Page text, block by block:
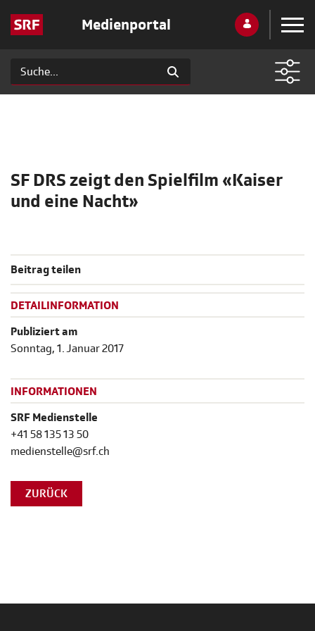
Medienportal
SF DRS zeigt den Spielfilm «Kaiser
und eine Nacht»
Beitrag teilen
DETAILINFORMATION
Publiziert am
Sonntag, 1. Januar 2017
INFORMATIONEN
SRF Medienstelle
+41 58 135 13 50
medienstelle@srf.ch
ZURÜCK